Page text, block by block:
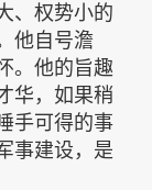
、权势小的
他自号澹
。他的旨趣
华，如果稍
手可得的事
事建设，是